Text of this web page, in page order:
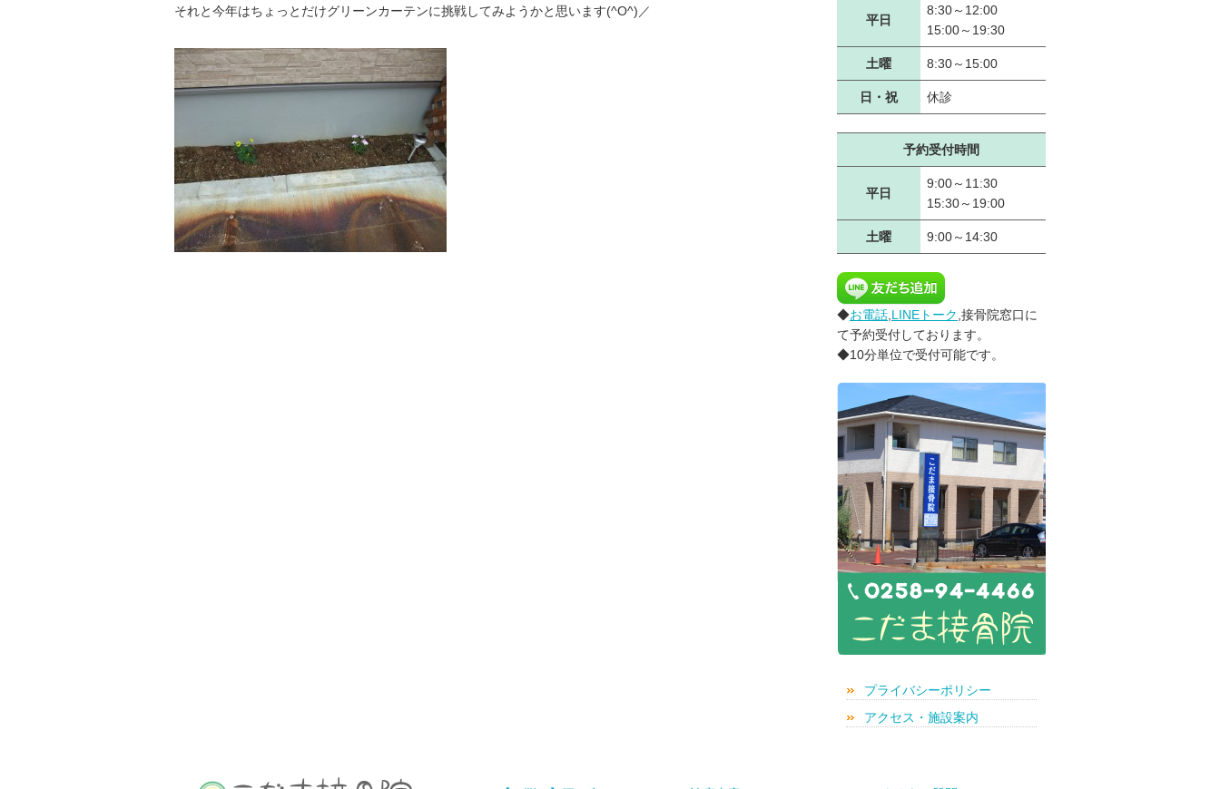
平日
8:30～12:00
15:00～19:30
土曜 8:30～15:00
日・祝 休診
予約受付時間
平日
9:00～11:30
15:30～19:00
土曜 9:00～14:30
◆お電話 LINEトーク ,接骨院窓口に
て予約受付しております。
◆10分単位で受付可能です。
プライバシーポリシー
アクセス・施設案内
それと今年はちょっとだけグリーンカーテンに挑戦してみようかと思います(^O^)／